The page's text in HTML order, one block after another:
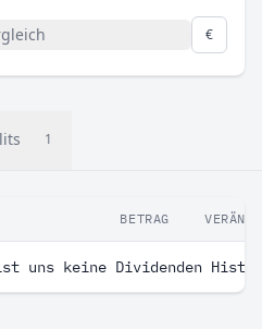
€
1
BETRAG
uns keine Dividenden